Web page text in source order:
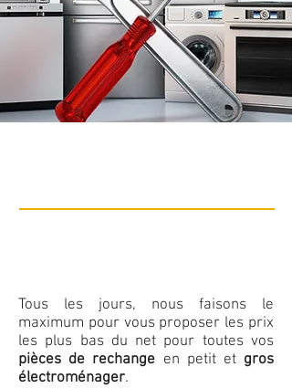
Tous les jours, nous faisons le
maximum pour vous proposer les prix
les plus bas du net pour toutes vos
pièces de rechange en petit et gros
électroménager.